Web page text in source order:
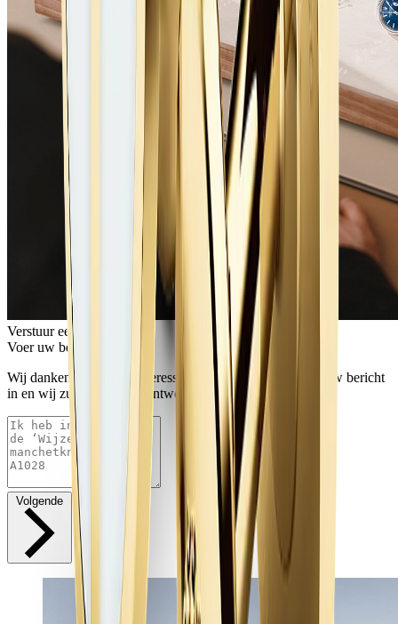
Verstuur een bericht
Voer uw bericht in
Wij danken u voor uw interesse in Rolex-horloges. Voer uw bericht
in en wij zullen u snel beantwoorden.